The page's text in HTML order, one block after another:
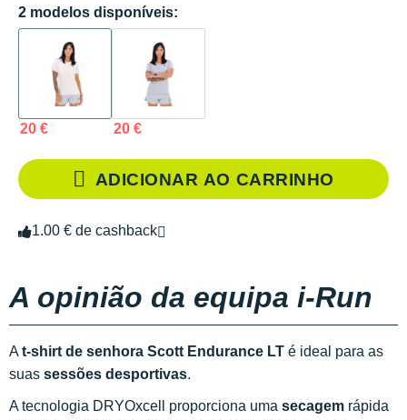
2 modelos disponíveis:
20 € 20 €
ADICIONAR AO CARRINHO
1.00 € de cashback
A opinião da equipa i-Run
A t-shirt de senhora Scott Endurance LT é ideal para as
suas sessões desportivas.
A tecnologia DRYOxcell proporciona uma secagem rápida